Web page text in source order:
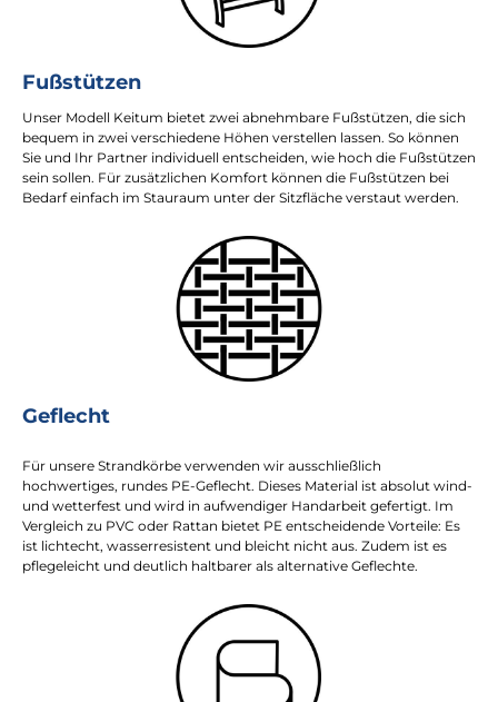
Fußstützen
Unser Modell Keitum bietet zwei abnehmbare Fußstützen, die sich
bequem in zwei verschiedene Höhen verstellen lassen. So können
Sie und Ihr Partner individuell entscheiden, wie hoch die Fußstützen
sein sollen. Für zusätzlichen Komfort können die Fußstützen bei
Bedarf einfach im Stauraum unter der Sitzfläche verstaut werden.
Geflecht
Für unsere Strandkörbe verwenden wir ausschließlich
hochwertiges, rundes PE-Geflecht. Dieses Material ist absolut wind-
und wetterfest und wird in aufwendiger Handarbeit gefertigt. Im
Vergleich zu PVC oder Rattan bietet PE entscheidende Vorteile: Es
ist lichtecht, wasserresistent und bleicht nicht aus. Zudem ist es
pflegeleicht und deutlich haltbarer als alternative Geflechte.